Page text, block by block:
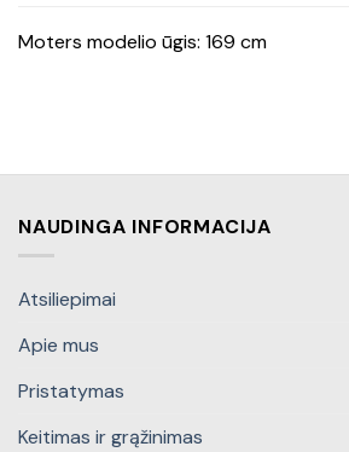
Moters modelio ūgis: 169 cm
NAUDINGA INFORMACIJA
Atsiliepimai
Apie mus
Pristatymas
Keitimas ir grąžinimas